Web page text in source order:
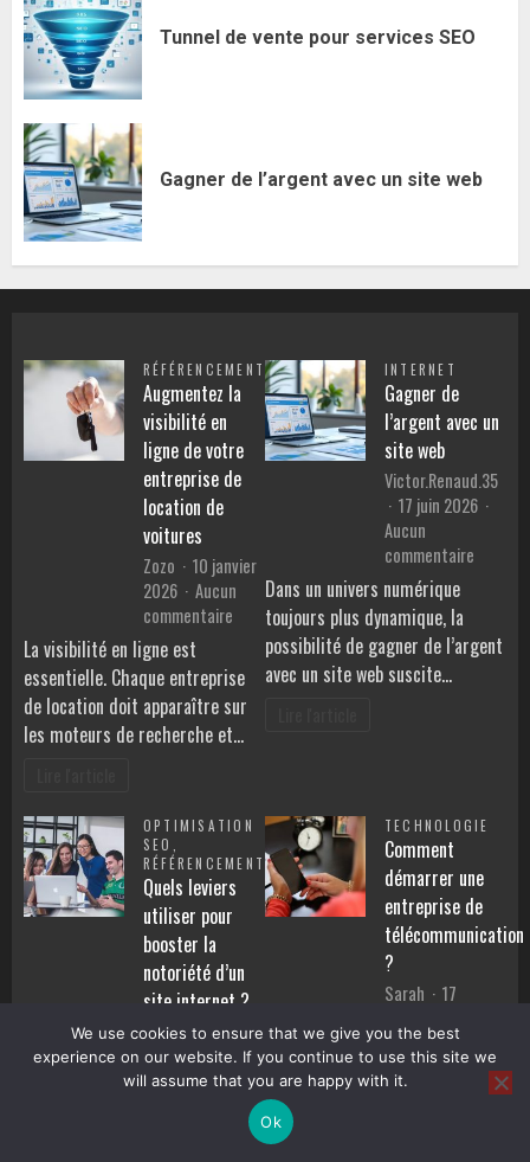
Tunnel de vente pour services SEO
Gagner de l’argent avec un site web
RÉFÉRENCEMENT
Augmentez la
visibilité en
ligne de votre
entreprise de
location de
voitures
Zozo
10 janvier
2026
Aucun
commentaire
Augmentez
visibilité
en
ligne
entreprise
de
location
de
voitures
La visibilité en ligne est
essentielle. Chaque entreprise
de location doit apparaître sur
les moteurs de recherche et…
INTERNET
Gagner de
l’argent avec un
site web
Victor.Renaud.35
17 juin 2026
Aucun
commentaire
avec
Dans un univers numérique
toujours plus dynamique, la
possibilité de gagner de l’argent
avec un site web suscite…
OPTIMISATION
SEO
RÉFÉRENCEMENT
Quels leviers
utiliser pour
booster la
notoriété d’un
site internet ?
Joel
6 avril 2025
Aucun
commentairesur
Quels
leviers
Faire connaître un site internet
TECHNOLOGIE
Comment
démarrer une
entreprise de
télécommunication
?
Sarah
17
Aucun
commentaire sur
La première chose à noter est
que vous devez disposer d’un
We use cookies to ensure that we give you the best
experience on our website. If you continue to use this site we
will assume that you are happy with it.
Ok